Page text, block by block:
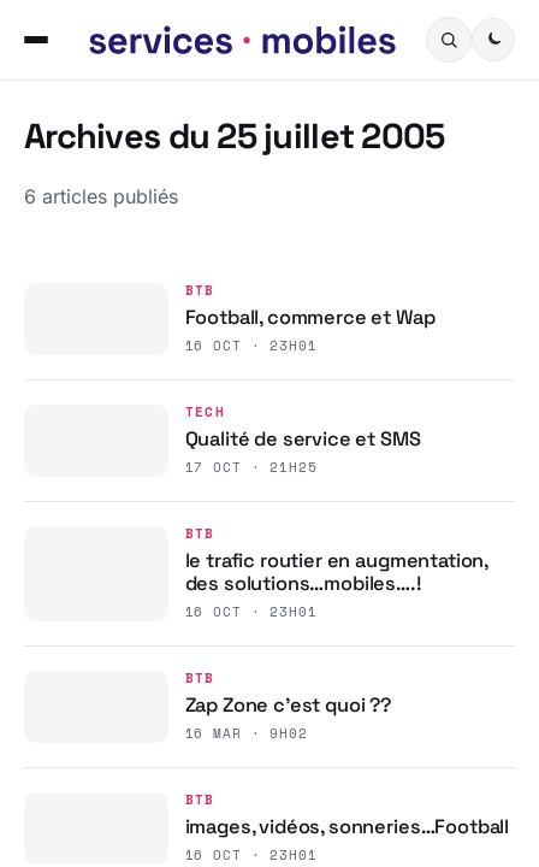
Archives du 25 juillet 2005
6 articles publiés
BTB
Football, commerce et Wap
16 OCT · 23H01
TECH
Qualité de service et SMS
17 OCT · 21H25
BTB
le trafic routier en augmentation,
des solutions…mobiles….!
16 OCT · 23H01
BTB
Zap Zone c’est quoi ??
16 MAR · 9H02
BTB
images, vidéos, sonneries…Football
16 OCT · 23H01